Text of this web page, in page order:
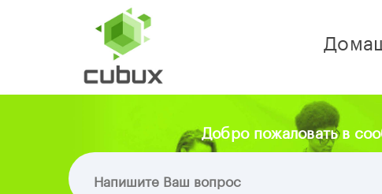
Добро пожаловать в